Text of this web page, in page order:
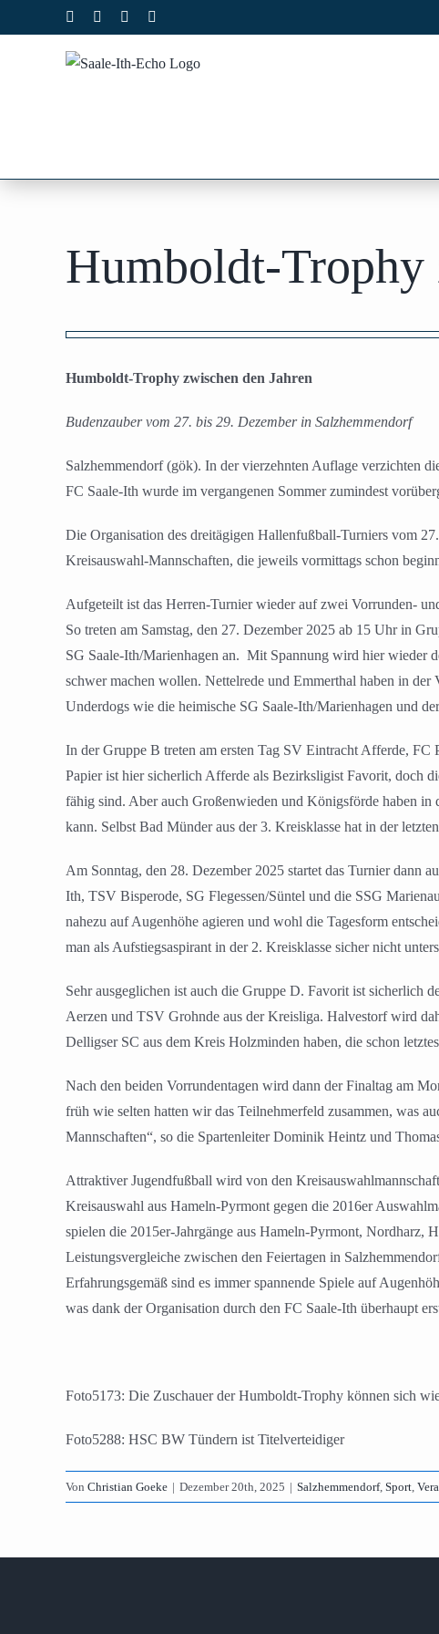
Inhalt
Facebook Instagram
Humboldt-Trophy
grösseres
Humboldt-Trophy zwischen den Jahren
Budenzauber vom 27. bis 29. Dezember in Salzhemmendorf
Salzhemmendorf (gök). In der vierzehnten Auflage verzichten
FC Saale-Ith wurde im vergangenen Sommer zumindest
Die Organisation des dreitägigen Hallenfußball-Turniers vom
Kreisauswahl-Mannschaften, die jeweils vormittags schon
Aufgeteilt ist das Herren-Turnier wieder auf zwei Vorrunden-
So treten am Samstag, den 27. Dezember 2025 ab 15 Uhr in
SG Saale-Ith/Marienhagen an. Mit Spannung wird hier wieder
schwer machen wollen. Nettelrede und Emmerthal haben in
Underdogs wie die heimische SG Saale-Ith/Marienhagen und
In der Gruppe B treten am ersten Tag SV Eintracht Afferde,
Papier ist hier sicherlich Afferde als Bezirksligist Favorit, doch
fähig sind. Aber auch Großenwieden und Königsförde haben
kann. Selbst Bad Münder aus der 3. Kreisklasse hat in der
Am Sonntag, den 28. Dezember 2025 startet das Turnier dann
Ith, TSV Bisperode, SG Flegessen/Süntel und die SSG
nahezu auf Augenhöhe agieren und wohl die Tagesform
man als Aufstiegsaspirant in der 2. Kreisklasse sicher nicht
Sehr ausgeglichen ist auch die Gruppe D. Favorit ist
Aerzen und TSV Grohnde aus der Kreisliga. Halvestorf wird
Delligser SC aus dem Kreis Holzminden haben, die schon
Nach den beiden Vorrundentagen wird dann der Finaltag am
früh wie selten hatten wir das Teilnehmerfeld zusammen, was
Mannschaften“, so die Spartenleiter Dominik Heintz und
Attraktiver Jugendfußball wird von den
Kreisauswahl aus Hameln-Pyrmont gegen die 2016er
spielen die 2015er-Jahrgänge aus Hameln-Pyrmont,
Leistungsvergleiche zwischen den Feiertagen in
Erfahrungsgemäß sind es immer spannende Spiele auf
was dank der Organisation durch den FC Saale-Ith überhaupt
Foto5173: Die Zuschauer der Humboldt-Trophy können sich
Foto5288: HSC BW Tündern ist Titelverteidiger
Von Christian Goeke | Dezember 20th, 2025 | Salzhemmendorf, Sport,